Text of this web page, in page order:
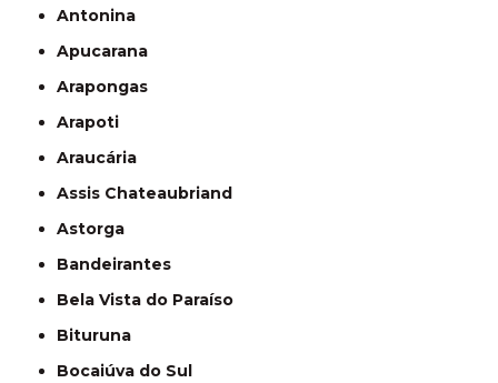
Antonina
Apucarana
Arapongas
Arapoti
Araucária
Assis Chateaubriand
Astorga
Bandeirantes
Bela Vista do Paraíso
Bituruna
Bocaiúva do Sul